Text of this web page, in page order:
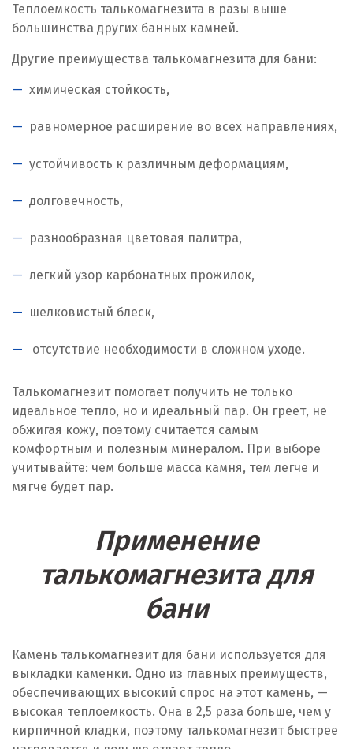
Теплоемкость талькомагнезита в разы выше
большинства других банных камней.
Другие преимущества талькомагнезита для бани:
химическая стойкость,
равномерное расширение во всех направлениях,
устойчивость к различным деформациям,
долговечность,
разнообразная цветовая палитра,
легкий узор карбонатных прожилок,
шелковистый блеск,
отсутствие необходимости в сложном уходе.
Талькомагнезит помогает получить не только
идеальное тепло, но и идеальный пар. Он греет, не
обжигая кожу, поэтому считается самым
комфортным и полезным минералом. При выборе
учитывайте: чем больше масса камня, тем легче и
мягче будет пар.
Применение
талькомагнезита для
бани
Камень талькомагнезит для бани используется для
выкладки каменки. Одно из главных преимуществ,
обеспечивающих высокий спрос на этот камень, —
высокая теплоемкость. Она в 2,5 раза больше, чем у
кирпичной кладки, поэтому талькомагнезит быстрее